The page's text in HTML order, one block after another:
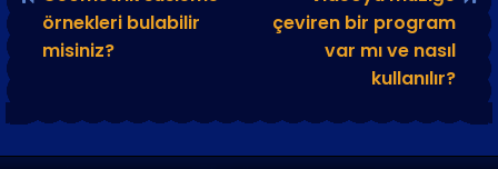
örnekleri bulabilir
misiniz?
çeviren bir program
var mı ve nasıl
kullanılır?